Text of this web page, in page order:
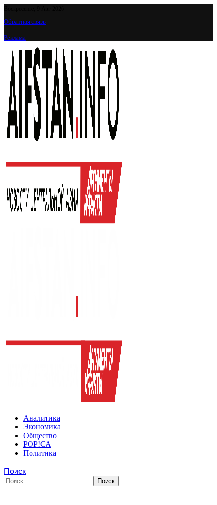
Обратная связь
Реклама
Аналитика
Экономика
Общество
POP!CA
Политика
Поиск